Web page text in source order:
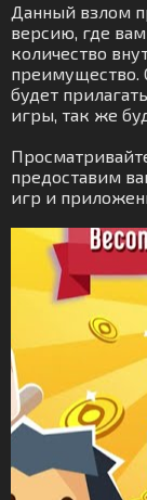
Данный взлом
версию, где
количество
преимущество.
будет
игры, так же
предоставим
игр и